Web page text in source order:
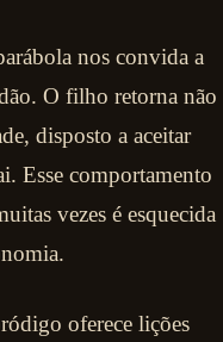
nos convida a
O filho retorna não
disposto a aceitar
Esse comportamento
vezes é esquecida
oferece lições